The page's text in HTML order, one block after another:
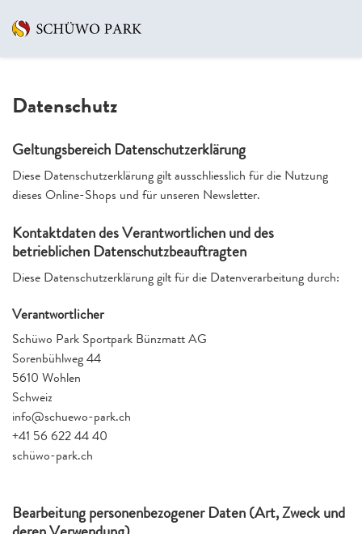
Datenschutz
Geltungsbereich Datenschutzerklärung
Diese Datenschutzerklärung gilt ausschliesslich für die Nutzung
dieses Online-Shops und für unseren Newsletter.
Kontaktdaten des Verantwortlichen und des
betrieblichen Datenschutzbeauftragten
Diese Datenschutzerklärung gilt für die Datenverarbeitung durch:
Verantwortlicher
Schüwo Park Sportpark Bünzmatt AG
Sorenbühlweg 44
5610 Wohlen
Schweiz
info@schuewo-park.ch
+41 56 622 44 40
schüwo-park.ch
Bearbeitung personenbezogener Daten (Art, Zweck und